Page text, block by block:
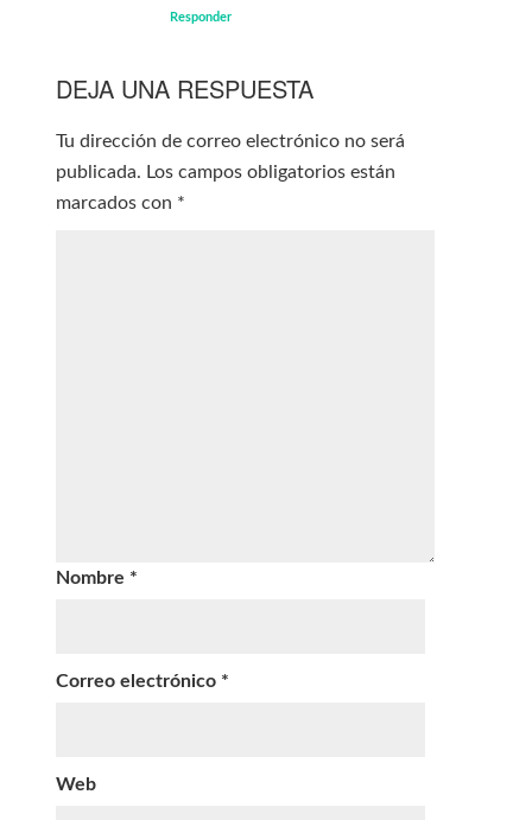
Responder
DEJA UNA RESPUESTA
Tu dirección de correo electrónico no será
publicada. Los campos obligatorios están
marcados con *
Nombre *
Correo electrónico *
Web